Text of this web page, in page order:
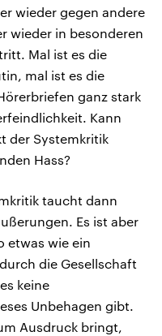
wieder gegen andere
wieder in besonderen
Mal ist es die
mal ist es die
ganz stark
Kann
der Systemkritik
Hass?
taucht dann
Es ist aber
etwas wie ein
die Gesellschaft
keine
Unbehagen gibt.
Ausdruck bringt,